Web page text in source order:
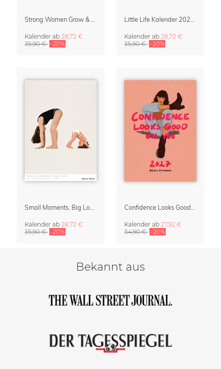
Strong Women Grow & Bloom Kalender 2027
Kalender ab 28,72 €
35,90 € -20%
Little Life Kalender 2027 von Simone Goder
Kalender ab 28,72 €
35,90 € -20%
Small Moments, Big Love – Mutterschaftskalender von Giselle Dekel
Kalender ab 28,72 €
35,90 € -20%
Confidence Looks Good On You Kalender 2027
Kalender ab 27,92 €
34,90 € -20%
Bekannt aus